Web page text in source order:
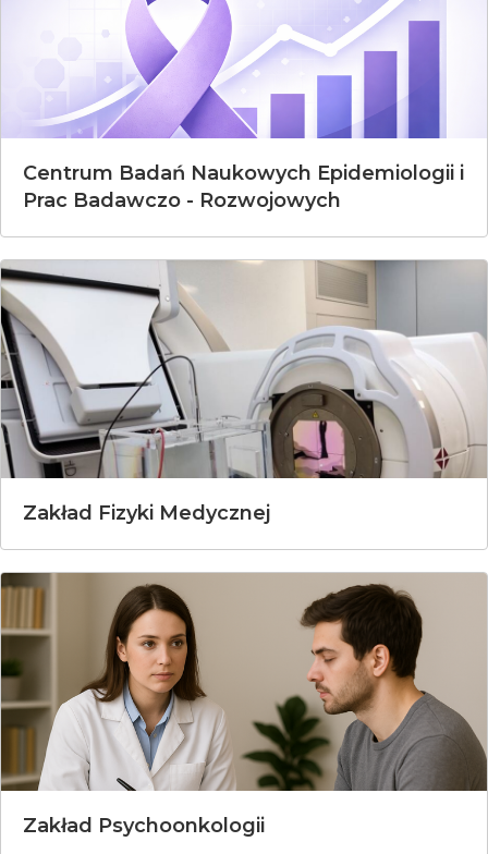
Centrum Badań Naukowych Epidemiologii i
Prac Badawczo - Rozwojowych
Zakład Fizyki Medycznej
Zakład Psychoonkologii